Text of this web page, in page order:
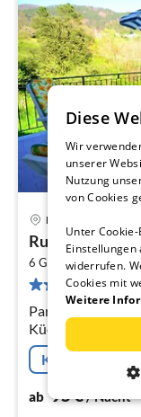
La Spezia
Rustikaler
6 Gäste100 m 3
29
Parterre:
Küche(Esstisch,
Kühl-/
king size)
Kostenfreie
ab 95€/ Nacht
Diese
Wir
unserer
Nutzung
von Cookies
Unter
Einstellungen
widerrufen.
Cookies mit
Weitere